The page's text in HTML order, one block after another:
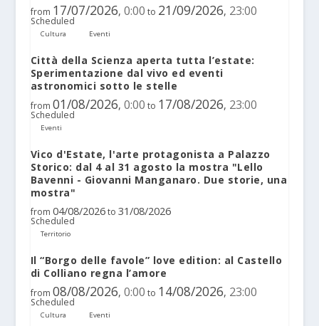
from 17/07/2026, 0:00 to 21/09/2026, 23:00
Scheduled
Cultura Eventi
Città della Scienza aperta tutta l’estate:
Sperimentazione dal vivo ed eventi
astronomici sotto le stelle
from 01/08/2026, 0:00 to 17/08/2026, 23:00
Scheduled
Eventi
Vico d'Estate, l'arte protagonista a Palazzo
Storico: dal 4 al 31 agosto la mostra "Lello
Bavenni - Giovanni Manganaro. Due storie, una
mostra"
from 04/08/2026 to 31/08/2026
Scheduled
Territorio
Il “Borgo delle favole” love edition: al Castello
di Colliano regna l’amore
from 08/08/2026, 0:00 to 14/08/2026, 23:00
Scheduled
Cultura Eventi